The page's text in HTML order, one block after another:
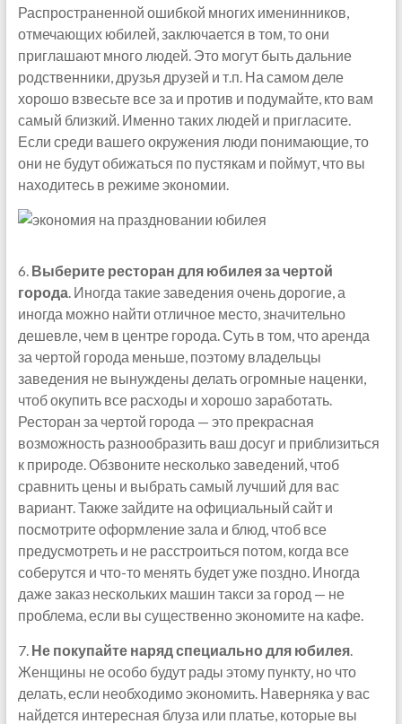
Распространенной ошибкой многих именинников,
отмечающих юбилей, заключается в том, то они
приглашают много людей. Это могут быть дальние
родственники, друзья друзей и т.п. На самом деле
хорошо взвесьте все за и против и подумайте, кто вам
самый близкий. Именно таких людей и пригласите.
Если среди вашего окружения люди понимающие, то
они не будут обижаться по пустякам и поймут, что вы
находитесь в режиме экономии.
6. Выберите ресторан для юбилея за чертой
города. Иногда такие заведения очень дорогие, а
иногда можно найти отличное место, значительно
дешевле, чем в центре города. Суть в том, что аренда
за чертой города меньше, поэтому владельцы
заведения не вынуждены делать огромные наценки,
чтоб окупить все расходы и хорошо заработать.
Ресторан за чертой города — это прекрасная
возможность разнообразить ваш досуг и приблизиться
к природе. Обзвоните несколько заведений, чтоб
сравнить цены и выбрать самый лучший для вас
вариант. Также зайдите на официальный сайт и
посмотрите оформление зала и блюд, чтоб все
предусмотреть и не расстроиться потом, когда все
соберутся и что-то менять будет уже поздно. Иногда
даже заказ нескольких машин такси за город — не
проблема, если вы существенно экономите на кафе.
7. Не покупайте наряд специально для юбилея.
Женщины не особо будут рады этому пункту, но что
делать, если необходимо экономить. Наверняка у вас
найдется интересная блуза или платье, которые вы